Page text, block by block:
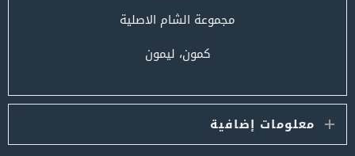
مجموعة الشام الاصلية
كمون، ليمون
معلومات إضافية